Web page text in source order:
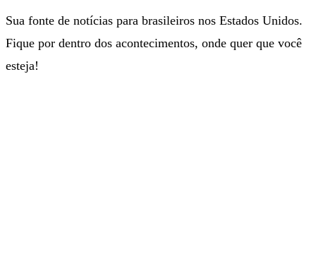
Sua fonte de notícias para brasileiros nos Estados Unidos.
Fique por dentro dos acontecimentos, onde quer que você
esteja!